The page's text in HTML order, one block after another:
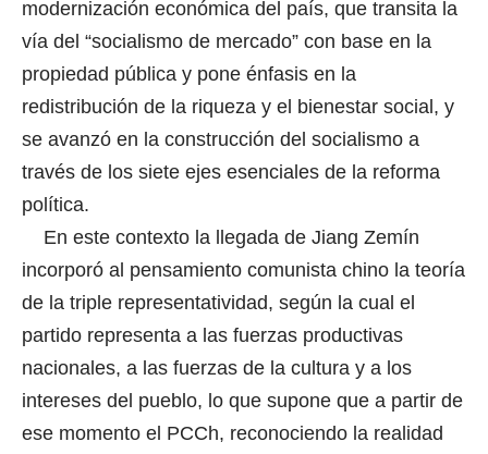
modernización económica del país, que transita la
vía del “socialismo de mercado” con base en la
propiedad pública y pone énfasis en la
redistribución de la riqueza y el bienestar social, y
se avanzó en la construcción del socialismo a
través de los siete ejes esenciales de la reforma
política.
En este contexto la llegada de Jiang Zemín
incorporó al pensamiento comunista chino la teoría
de la triple representatividad, según la cual el
partido representa a las fuerzas productivas
nacionales, a las fuerzas de la cultura y a los
intereses del pueblo, lo que supone que a partir de
ese momento el PCCh, reconociendo la realidad